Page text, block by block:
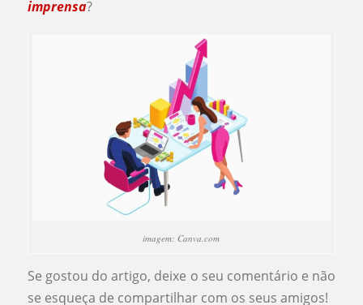
imprensa?
imagem: Canva.com
Se gostou do artigo, deixe o seu comentário e não
se esqueça de compartilhar com os seus amigos!